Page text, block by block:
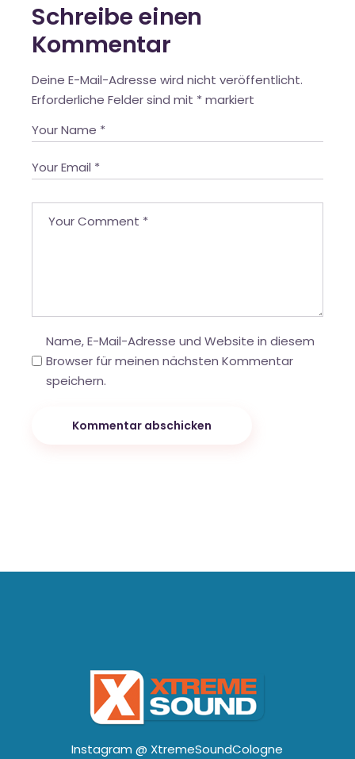
Schreibe einen
Kommentar
Deine E-Mail-Adresse wird nicht veröffentlicht.
Erforderliche Felder sind mit * markiert
Name, E-Mail-Adresse und Website in diesem
Browser für meinen nächsten Kommentar
speichern.
Kommentar abschicken
Instagram @ XtremeSoundCologne